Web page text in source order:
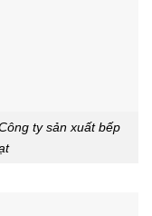
ty sản xuất bếp